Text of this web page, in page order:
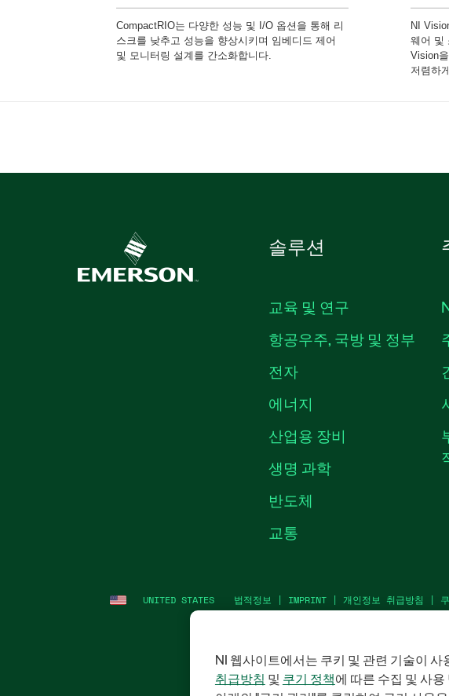
CompactRIO는 다양한 성능 및 I/O 옵션을 통해 리
스크를 낮추고 성능을 향상시키며 임베디드 제어
및 모니터링 설계를 간소화합니다.
NI
웨어 및
Vision
저렴하
솔루션
교육 및 연구
항공우주, 국방 및 정부
전자
에너지
산업용 장비
생명 과학
반도체
교통
UNITED STATES 법적정보 | IMPRINT | 개인정보 취급방침 |
NI 웹사이트에서는 쿠키 및 관련 기술이 사
취급방침 및 쿠기 정책에 따른 수집 및 사